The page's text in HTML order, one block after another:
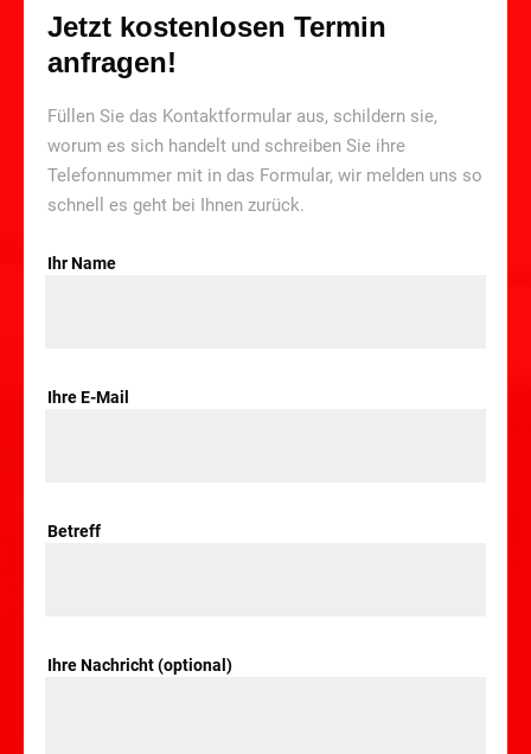
Jetzt kostenlosen Termin
anfragen!
Füllen Sie das Kontaktformular aus, schildern sie,
worum es sich handelt und schreiben Sie ihre
Telefonnummer mit in das Formular, wir melden uns so
schnell es geht bei Ihnen zurück.
Ihr Name
Ihre E-Mail
Betreff
Ihre Nachricht (optional)